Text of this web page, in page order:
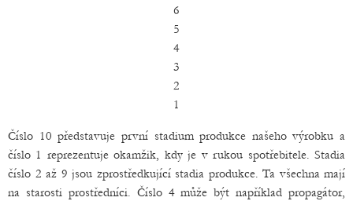
6
5
4
3
2
1
Číslo 10 představuje první stadium produkce našeho výrobku a
číslo 1 reprezentuje okamžik, kdy je v rukou spotřebitele. Stadia
číslo 2 až 9 jsou zprostředkující stadia produkce. Ta všechna mají
na starosti prostředníci. Číslo 4 může být například propagátor,